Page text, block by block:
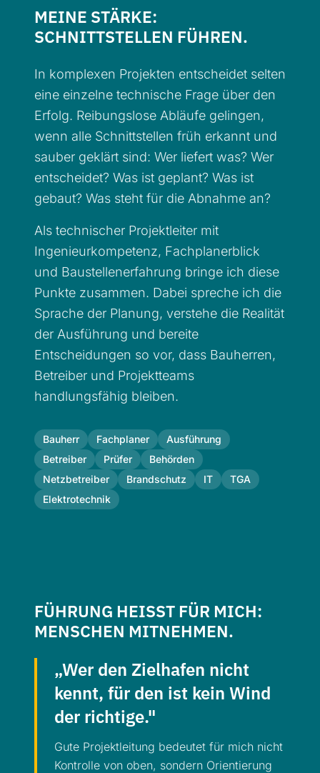
MEINE STÄRKE:
SCHNITTSTELLEN FÜHREN.
In komplexen Projekten entscheidet selten
eine einzelne technische Frage über den
Erfolg. Reibungslose Abläufe gelingen,
wenn alle Schnittstellen früh erkannt und
sauber geklärt sind: Wer liefert was? Wer
entscheidet? Was ist geplant? Was ist
gebaut? Was steht für die Abnahme an?
Als technischer Projektleiter mit
Ingenieurkompetenz, Fachplanerblick
und Baustellenerfahrung bringe ich diese
Punkte zusammen. Dabei spreche ich die
Sprache der Planung, verstehe die Realität
der Ausführung und bereite
Entscheidungen so vor, dass Bauherren,
Betreiber und Projektteams
handlungsfähig bleiben.
Bauherr Fachplaner
Ausführung
Betreiber
Prüfer
Behörden
Netzbetreiber
Brandschutz IT
TGA
Elektrotechnik
FÜHRUNG HEISST FÜR MICH: M
ENSCHEN MITNEHMEN.
„Wer den Zielhafen nicht
kennt, für den ist kein Wind
der richtige."
Gute Projektleitung bedeutet für mich nicht
Kontrolle von oben, sondern Orientierung